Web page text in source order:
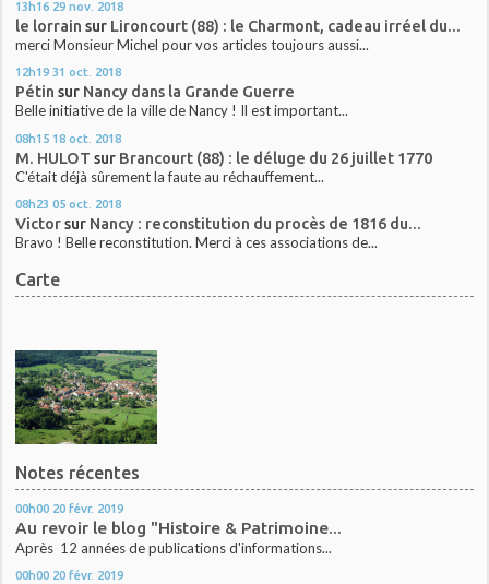
13h16 29 nov. 2018
le lorrain sur Lironcourt (88) : le Charmont, cadeau irréel du...
merci Monsieur Michel pour vos articles toujours aussi...
12h19 31 oct. 2018
Pétin sur Nancy dans la Grande Guerre
Belle initiative de la ville de Nancy ! Il est important...
08h15 18 oct. 2018
M. HULOT sur Brancourt (88) : le déluge du 26 juillet 1770
C'était déjà sûrement la faute au réchauffement...
08h23 05 oct. 2018
Victorsur Nancy : reconstitution du procès de 1816 du...
Bravo ! Belle reconstitution. Merci à ces associations de...
Carte
Notes récentes
00h00 20 févr. 2019
Au revoir le blog "Histoire & Patrimoine...
Après 12 années de publications d'informations...
00h00 20 févr. 2019